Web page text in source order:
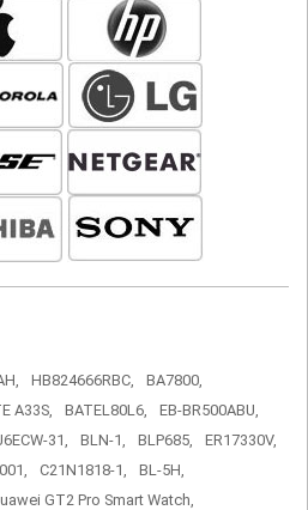
HB824666RBC,
BA7800,
A33S, BATEL80L6,
EB-BR500ABU,
31, BLN-1, BLP685,
ER17330V,
C21N1818-1,
BL-5H,
GT2 Pro Smart Watch,